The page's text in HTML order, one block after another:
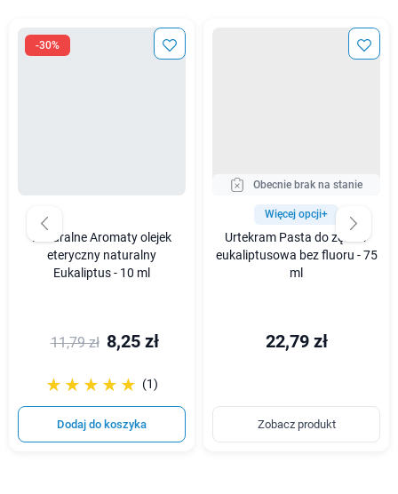
-30%
Naturalne Aromaty olejek
eteryczny naturalny
Eukaliptus - 10 ml
11,79 zł 8,25 zł
☆☆☆☆☆
★★★★★ (1)
Dodaj do koszyka
Obecnie brak na stanie
Więcej opcji+
Urtekram Pasta do zębów
eukaliptusowa bez fluoru - 75
ml
22,79 zł
Zobacz produkt